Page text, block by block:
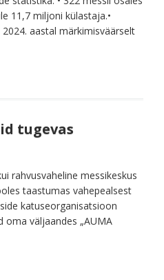
11,7 miljoni külastaja.•
aastal märkimisväärselt
tugevas
rahvusvaheline messikeskus
taastumas vahepealsest
katuseorganisatsioon
oma väljaandes „AUMA